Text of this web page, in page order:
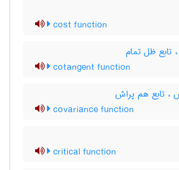
cost function
، تابع ظل تمام
cotangent function
، تابع هم پراش
covariance function
critical function